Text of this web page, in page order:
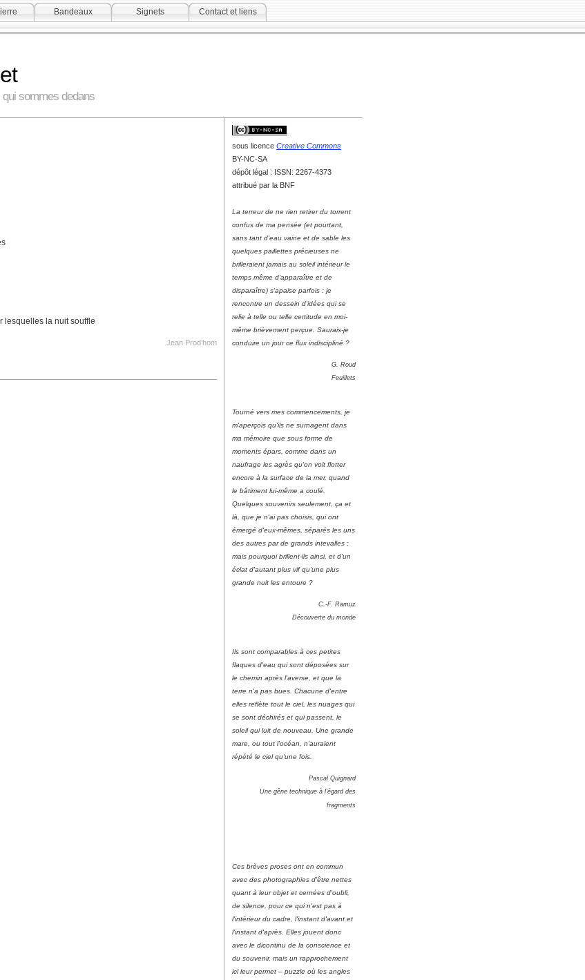
Bandeaux Signets Contact et liens
sommes dedans
sous licence Creative Commons
BY-NC-SA
dépôt légal : ISSN: 2267-4373
attribué par la BNF
La terreur de ne rien retirer du torrent
confus de ma pensée (et pourtant,
sans tant d'eau vaine et de sable les
quelques paillettes précieuses ne
brilleraient jamais au soleil intérieur le
temps même d'apparaître et de
disparaître) s'apaise parfois : je
rencontre un dessein d'idées qui se
relie à telle ou telle certitude en moi-
même brièvement perçue. Saurais-je
conduire un jour ce flux indiscipliné ?
G. Roud
Feuillets
Tourné vers mes commencements, je
m'aperçois qu'ils ne surnagent dans
ma mémoire que sous forme de
moments épars, comme dans un
naufrage les agrès qu'on voit flotter
encore à la surface de la mer, quand
le bâtiment lui-même a coulé.
Quelques souvenirs seulement, ça et
là, que je n'ai pas choisis, qui ont
émergé d'eux-mêmes, séparés les uns
des autres par de grands intevalles ;
mais pourquoi brillent-ils ainsi, et d'un
éclat d'autant plus vif qu'une plus
grande nuit les entoure ?
C.-F. Ramuz
Découverte du monde
Ils sont comparables à ces petites
flaques d'eau qui sont déposées sur
le chemin après l'averse, et que la
terre n'a pas bues. Chacune d'entre
elles reflète tout le ciel, les nuages qui
se sont déchirés et qui passent, le
soleil qui luit de nouveau. Une grande
mare, ou tout l'océan, n'auraient
répété le ciel qu'une fois.
Pascal Quignard
Une gêne technique à l'égard des
fragments
Ces brèves proses ont en commun
avec des photographies d'être nettes
quant à leur objet et cernées d'oubli,
de silence, pour ce qui n'est pas à
l'intérieur du cadre, l'instant d'avant et
l'instant d'après. Elles jouent donc
avec le dicontinu de la conscience et
du souvenir, mais un rapprochement
ici leur permet – puzzle où les angles
lesquelles la nuit souffle
Jean Prod’hom